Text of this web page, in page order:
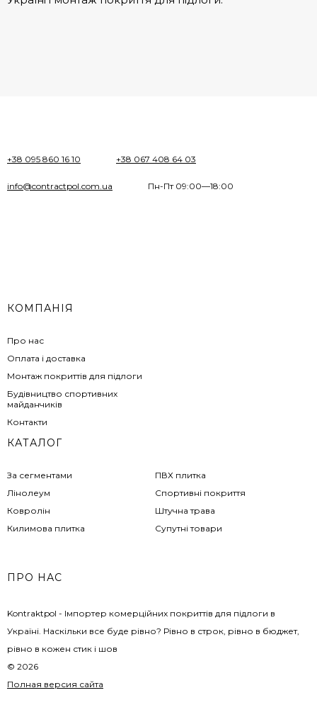
+38 095 860 16 10 +38 067 408 64 03
info@contractpol.com.ua Пн-Пт 09:00—18:00
КОМПАНІЯ
Про нас
Оплата і доставка
Монтаж покриттів для підлоги
Будівництво спортивних
майданчиків
Контакти
КАТАЛОГ
За сегментами
Лінолеум
Ковролін
Килимова плитка
ПВХ плитка
Спортивні покриття
Штучна трава
Супутні товари
ПРО НАС
Kontraktpol - Імпортер комерційних покриттів для підлоги в
Україні. Наскільки все буде рівно? Рівно в строк, рівно в бюджет,
рівно в кожен стик і шов
© 2026
Полная версия сайта